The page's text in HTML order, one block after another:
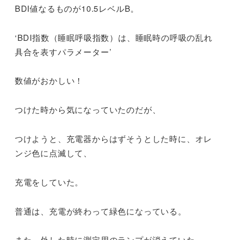
BDI値なるものが10.5レベルB。
‘BDI指数（睡眠呼吸指数）は、睡眠時の呼吸の乱れ
具合を表すパラメーター’
数値がおかしい！
つけた時から気になっていたのだが、
つけようと、充電器からはずそうとした時に、オレ
ンジ色に点滅して、
充電をしていた。
普通は、充電が終わって緑色になっている。